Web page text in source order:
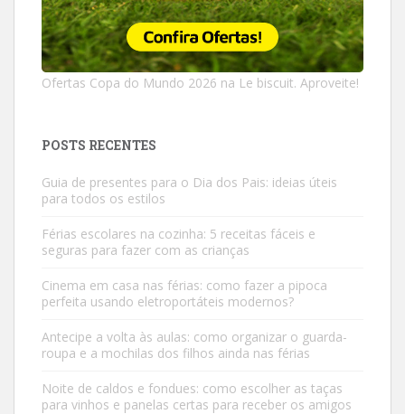
Ofertas Copa do Mundo 2026 na Le biscuit. Aproveite!
POSTS RECENTES
Guia de presentes para o Dia dos Pais: ideias úteis
para todos os estilos
Férias escolares na cozinha: 5 receitas fáceis e
seguras para fazer com as crianças
Cinema em casa nas férias: como fazer a pipoca
perfeita usando eletroportáteis modernos?
Antecipe a volta às aulas: como organizar o guarda-
roupa e a mochilas dos filhos ainda nas férias
Noite de caldos e fondues: como escolher as taças
para vinhos e panelas certas para receber os amigos